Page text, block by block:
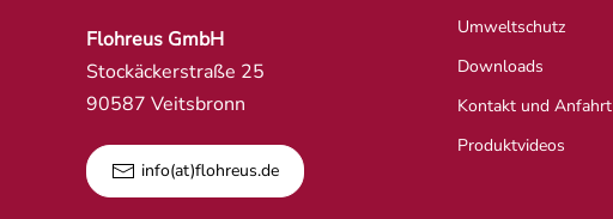
Flohreus GmbH
Stockäckerstraße 25
90587 Veitsbronn
info(at)flohreus.de
Umweltschutz
Downloads
Kontakt und Anfahrt
Produktvideos